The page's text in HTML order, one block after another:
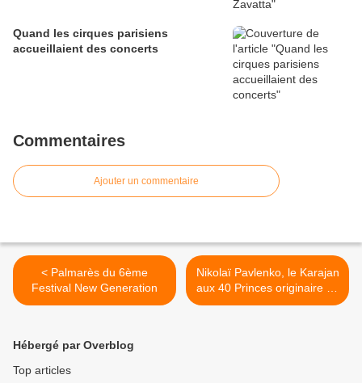
Quand les cirques parisiens
accueillaient des concerts
Commentaires
Ajouter un commentaire
< Palmarès du 6ème
Festival New Generation
Nikolaï Pavlenko, le Karajan
aux 40 Princes originaire du
Bengale, de Sumatra ou de
Hébergé par Overblog
Top articles